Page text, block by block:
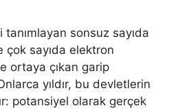
sonsuz sayıda
çok sayıda elektron
ortaya çıkan garip
yıldır, bu devletlerin
potansiyel olarak gerçek